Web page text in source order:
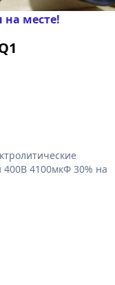
месте!
4100мкФ 30% на